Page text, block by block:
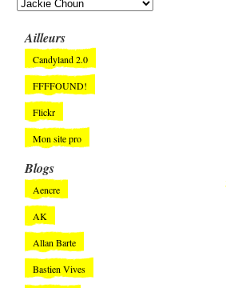
Ailleurs
Candyland 2.0
FFFFOUND!
Flickr
Mon site pro
Blogs
Aencre
AK
Allan Barte
Bastien Vives